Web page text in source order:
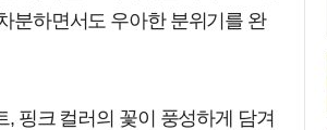
분하면서도 우아한 분위기를 완
핑크 컬러의 꽃이 풍성하게 담겨